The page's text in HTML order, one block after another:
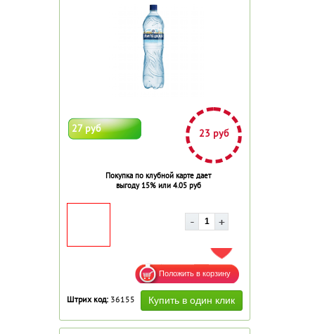
27 руб 23 руб
Покупка по клубной карте дает
выгоду 15% или 4.05 руб
ДОБАВИТЬ В ИЗБРАННОЕ
Штрих код: 36155